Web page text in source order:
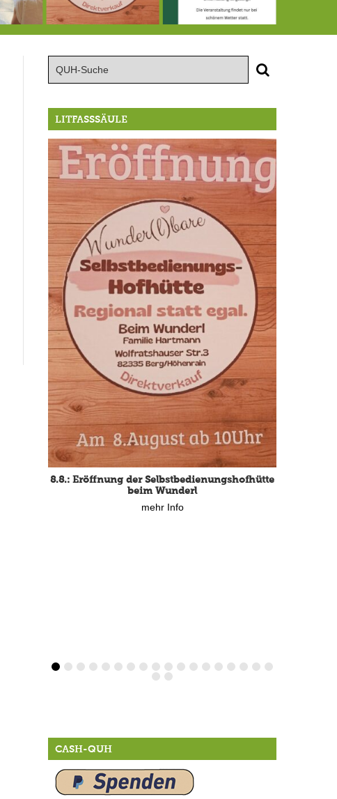
LITFASSSÄULE
8.8.: Eröffnung der Selbstbedienungshofhütte
beim Wunderl
mehr Info
CASH-QUH